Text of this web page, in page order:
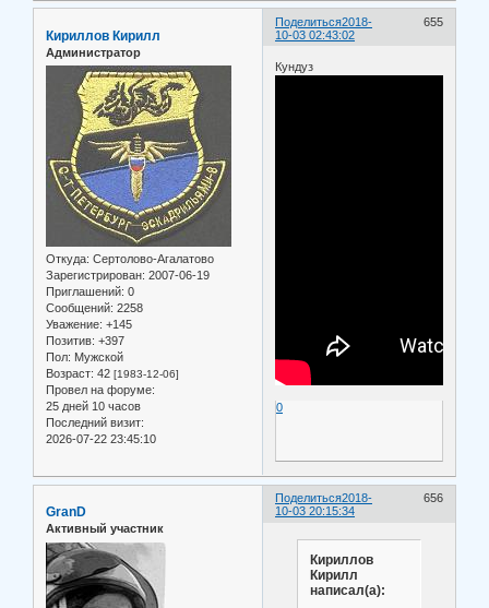
Поделиться 655
2018-
10-03 02:43:02
Кириллов Кирилл
Администратор
Откуда: Сертолово-Агалатово
Зарегистрирован: 2007-06-19
Приглашений: 0
Сообщений: 2258
Уважение: +145
Позитив: +397
Пол: Мужской
Возраст: 42 [1983-12-06]
Провел на форуме:
25 дней 10 часов
Последний визит:
2026-07-22 23:45:10
Кундуз
0
Поделиться 656
2018-
10-03 20:15:34
GranD
Активный участник
Кириллов
Кирилл
написал(а):